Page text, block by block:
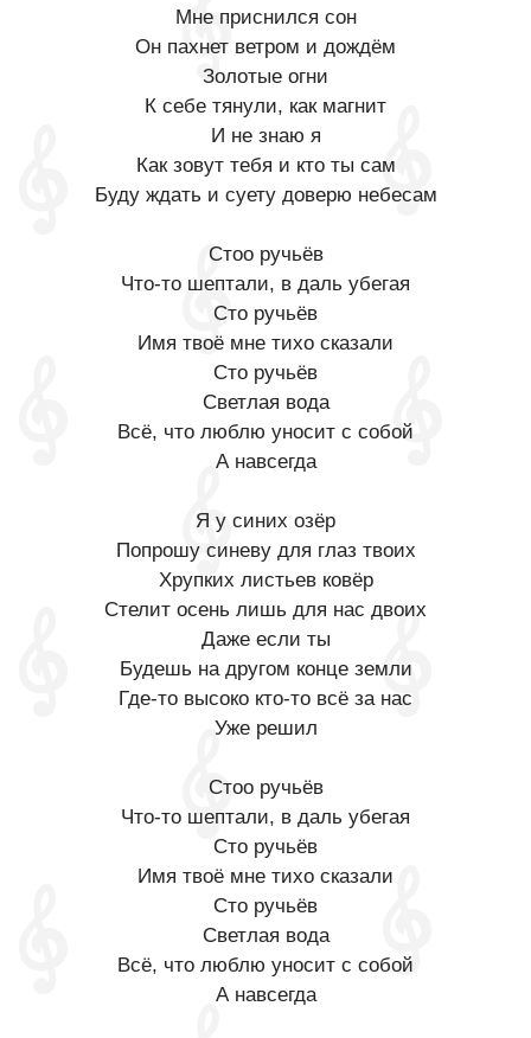
Мне приснился сон
Он пахнет ветром и дождём
Золотые огни
К себе тянули, как магнит
И не знаю я
Как зовут тебя и кто ты сам
Буду ждать и суету доверю небесам
Стоо ручьёв
Что-то шептали, в даль убегая
Сто ручьёв
Имя твоё мне тихо сказали
Сто ручьёв
Светлая вода
Всё, что люблю уносит с собой
А навсегда
Я у синих озёр
Попрошу синеву для глаз твоих
Хрупких листьев ковёр
Стелит осень лишь для нас двоих
Даже если ты
Будешь на другом конце земли
Где-то высоко кто-то всё за нас
Уже решил
Стоо ручьёв
Что-то шептали, в даль убегая
Сто ручьёв
Имя твоё мне тихо сказали
Сто ручьёв
Светлая вода
Всё, что люблю уносит с собой
А навсегда